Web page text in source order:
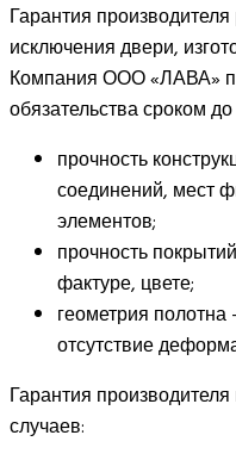
Гарантия
исключения двери,
Компания ООО «ЛАВА»
обязательства сроком
прочность
соединений, мест
элементов;
прочность
фактуре, цвете;
геометрия
отсутствие
Гарантия
случаев: